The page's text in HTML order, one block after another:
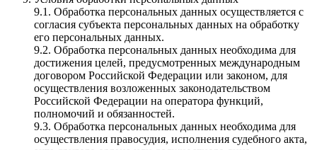
9.1. Обработка персональных данных осуществляется с
согласия субъекта персональных данных на обработку
его персональных данных.
9.2. Обработка персональных данных необходима для
достижения целей, предусмотренных международным
договором Российской Федерации или законом, для
осуществления возложенных законодательством
Российской Федерации на оператора функций,
полномочий и обязанностей.
9.3. Обработка персональных данных необходима для
осуществления правосудия, исполнения судебного акта,